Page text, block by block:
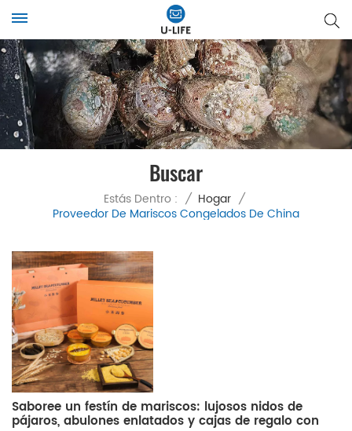
Buscar
Estás Dentro : / Hogar /
Proveedor De Mariscos Congelados De China
Saboree un festín de mariscos: lujosos nidos de
pájaros, abulones enlatados y cajas de regalo con